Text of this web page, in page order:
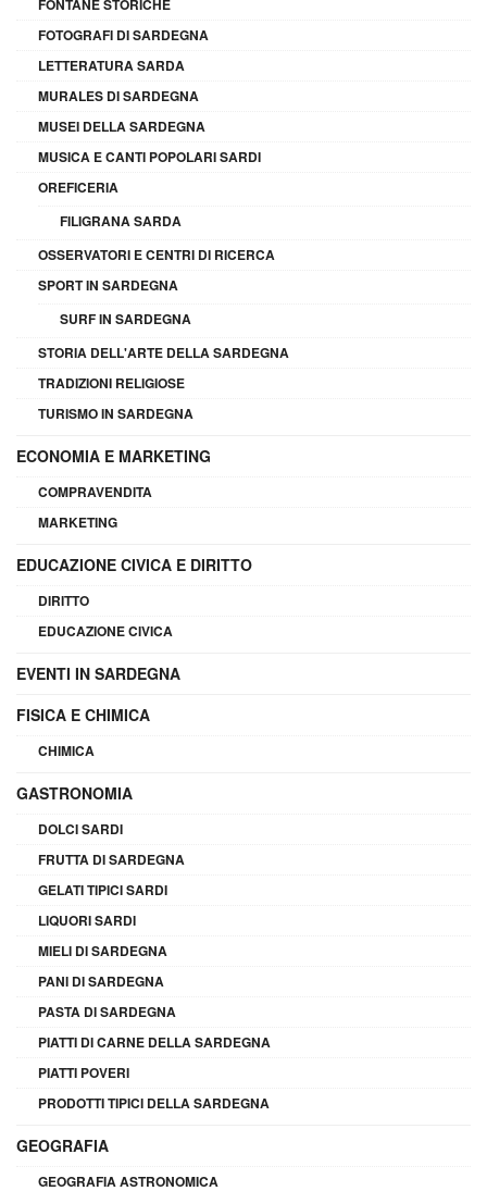
FONTANE STORICHE
FOTOGRAFI DI SARDEGNA
LETTERATURA SARDA
MURALES DI SARDEGNA
MUSEI DELLA SARDEGNA
MUSICA E CANTI POPOLARI SARDI
OREFICERIA
FILIGRANA SARDA
OSSERVATORI E CENTRI DI RICERCA
SPORT IN SARDEGNA
SURF IN SARDEGNA
STORIA DELL'ARTE DELLA SARDEGNA
TRADIZIONI RELIGIOSE
TURISMO IN SARDEGNA
ECONOMIA E MARKETING
COMPRAVENDITA
MARKETING
EDUCAZIONE CIVICA E DIRITTO
DIRITTO
EDUCAZIONE CIVICA
EVENTI IN SARDEGNA
FISICA E CHIMICA
CHIMICA
GASTRONOMIA
DOLCI SARDI
FRUTTA DI SARDEGNA
GELATI TIPICI SARDI
LIQUORI SARDI
MIELI DI SARDEGNA
PANI DI SARDEGNA
PASTA DI SARDEGNA
PIATTI DI CARNE DELLA SARDEGNA
PIATTI POVERI
PRODOTTI TIPICI DELLA SARDEGNA
GEOGRAFIA
GEOGRAFIA ASTRONOMICA